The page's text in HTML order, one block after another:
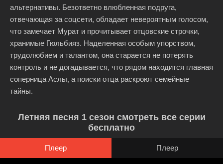
альтернативы. Безответно влюбленная подруга,
отвечающая за соцсети, обладает невероятным голосом,
что замечает Мурат и прочитывает отцовские строчки,
хранимые Гюльбияз. Наделенная особым упорством,
трудолюбием и талантом, она старается не потерять
контроль и не догадывается, что рядом находится главная
соперница Аслы, а поиски отца раскроют семейные
тайны.
Летняя песня 1 сезон смотреть все серии
бесплатно
Плеер Плеер